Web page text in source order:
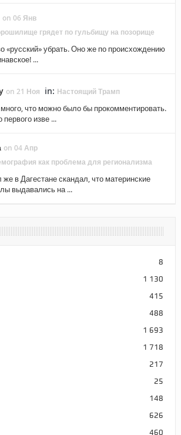
on 06 Янв
грядет по гульбищу на позорище
«русский» убрать. Оно же по происхождению
...
on 21 Ноя in: Настоящий Трамп
что можно было бы прокомментировать.
первого изве ...
on 04 Апр
как проблема для регионализма
в Дагестане скандал, что материнские
выдавались на ...
8
1 130
415
488
1 693
1 718
217
25
148
626
460